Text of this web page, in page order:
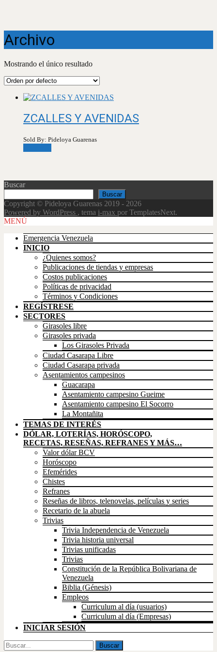
Archivo
Mostrando el único resultado
ZCALLES Y AVENIDAS
Sold By: Pideloya Guarenas
Buscar
Buscar
Copyright © Pideloya Guarenas 2019 - 2026
Powered by WordPress , tema i-max por TemplatesNext.
Scroll
MENÚ
Emergencia Venezuela
INICIO
¿Quienes somos?
Publicaciones de tiendas y empresas
Costos publicaciones
Políticas de privacidad
Términos y Condiciones
REGÍSTRESE
SECTORES
Girasoles libre
Girasoles privada
Los Girasoles Privada
Ciudad Casarapa Libre
Ciudad Casarapa privada
Asentamientos campesinos
Guacarapa
Asentamiento campesino Gueime
Asentamiento campesino El Socorro
La Montañita
TEMAS DE INTERÉS
DÓLAR, LOTERÍAS, HORÓSCOPO,
RECETAS, RESEÑAS, REFRANES Y MÁS…
Valor dólar BCV
Horóscopo
Efemérides
Chistes
Refranes
Reseñas de libros, telenovelas, películas y series
Recetario de la abuela
Trivias
Trivia Independencia de Venezuela
Trivia historia universal
Trivias unificadas
Trivias
Constitución de la República Bolivariana de
Venezuela
Biblia (Génesis)
Empleos
Curriculum al día (usuarios)
Curriculum al día (Empresas)
INICIAR SESIÓN
Buscar